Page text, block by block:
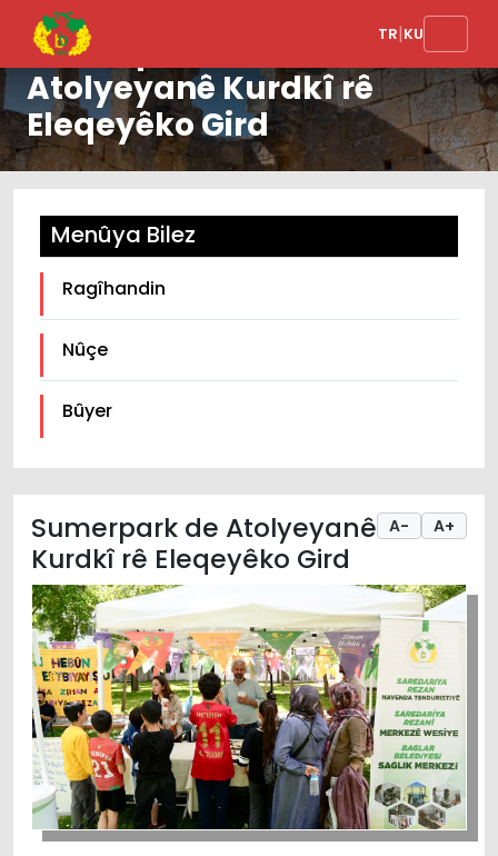
TR|KU
Sumerpark de
Atolyeyanê Kurdkî rê
Eleqeyêko Gird
Menûya Bilez
Ragîhandin
Nûçe
Bûyer
A- A+
Sumerpark de Atolyeyanê
Kurdkî rê Eleqeyêko Gird